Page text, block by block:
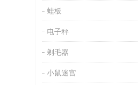
蛙板
电子秤
剃毛器
小鼠迷宫